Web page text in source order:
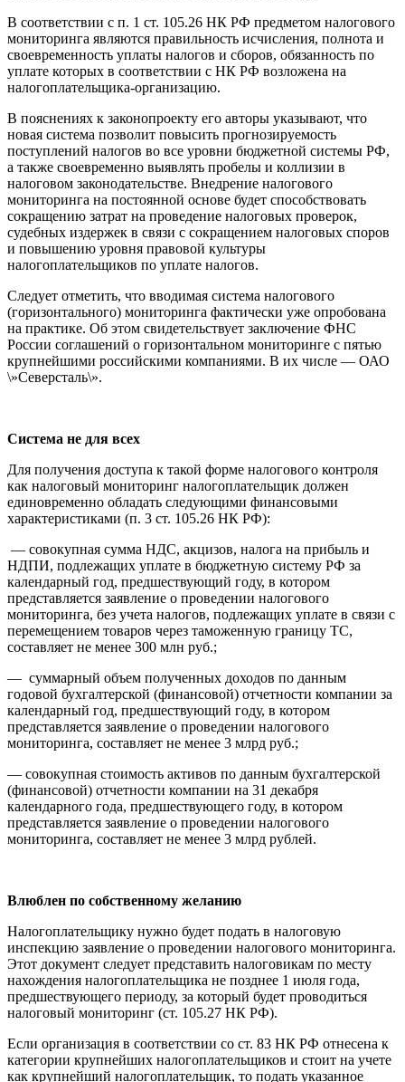
В соответствии с п. 1 ст. 105.26 НК РФ предметом налогового
мониторинга являются правильность исчисления, полнота и
своевременность уплаты налогов и сборов, обязанность по
уплате которых в соответствии с НК РФ возложена на
налогоплательщика-организацию.
В пояснениях к законопроекту его авторы указывают, что
новая система позволит повысить прогнозируемость
поступлений налогов во все уровни бюджетной системы РФ,
а также своевременно выявлять пробелы и коллизии в
налоговом законодательстве. Внедрение налогового
мониторинга на постоянной основе будет способствовать
сокращению затрат на проведение налоговых проверок,
судебных издержек в связи с сокращением налоговых споров
и повышению уровня правовой культуры
налогоплательщиков по уплате налогов.
Следует отметить, что вводимая система налогового
(горизонтального) мониторинга фактически уже опробована
на практике. Об этом свидетельствует заключение ФНС
России соглашений о горизонтальном мониторинге с пятью
крупнейшими российскими компаниями. В их числе — ОАО
\»Северсталь\».
Система не для всех
Для получения доступа к такой форме налогового контроля
как налоговый мониторинг налогоплательщик должен
единовременно обладать следующими финансовыми
характеристиками (п. 3 ст. 105.26 НК РФ):
— совокупная сумма НДС, акцизов, налога на прибыль и
НДПИ, подлежащих уплате в бюджетную систему РФ за
календарный год, предшествующий году, в котором
представляется заявление о проведении налогового
мониторинга, без учета налогов, подлежащих уплате в связи с
перемещением товаров через таможенную границу ТС,
составляет не менее 300 млн руб.;
— суммарный объем полученных доходов по данным
годовой бухгалтерской (финансовой) отчетности компании за
календарный год, предшествующий году, в котором
представляется заявление о проведении налогового
мониторинга, составляет не менее 3 млрд руб.;
— совокупная стоимость активов по данным бухгалтерской
(финансовой) отчетности компании на 31 декабря
календарного года, предшествующего году, в котором
представляется заявление о проведении налогового
мониторинга, составляет не менее 3 млрд рублей.
Влюблен по собственному желанию
Налогоплательщику нужно будет подать в налоговую
инспекцию заявление о проведении налогового мониторинга.
Этот документ следует представить налоговикам по месту
нахождения налогоплательщика не позднее 1 июля года,
предшествующего периоду, за который будет проводиться
налоговый мониторинг (ст. 105.27 НК РФ).
Если организация в соответствии со ст. 83 НК РФ отнесена к
категории крупнейших налогоплательщиков и стоит на учете
как крупнейший налогоплательщик, то подать указанное